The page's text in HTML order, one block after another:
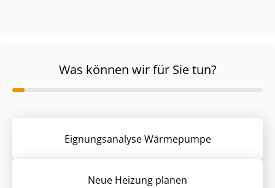
Was können wir für Sie tun?
Eignungsanalyse Wärmepumpe
Neue Heizung planen